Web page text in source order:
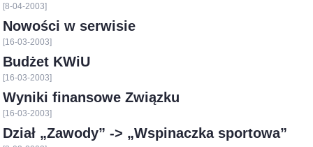
[8-04-2003]
Nowości w serwisie
[16-03-2003]
Budżet KWiU
[16-03-2003]
Wyniki finansowe Związku
[16-03-2003]
Dział „Zawody” -> „Wspinaczka sportowa”